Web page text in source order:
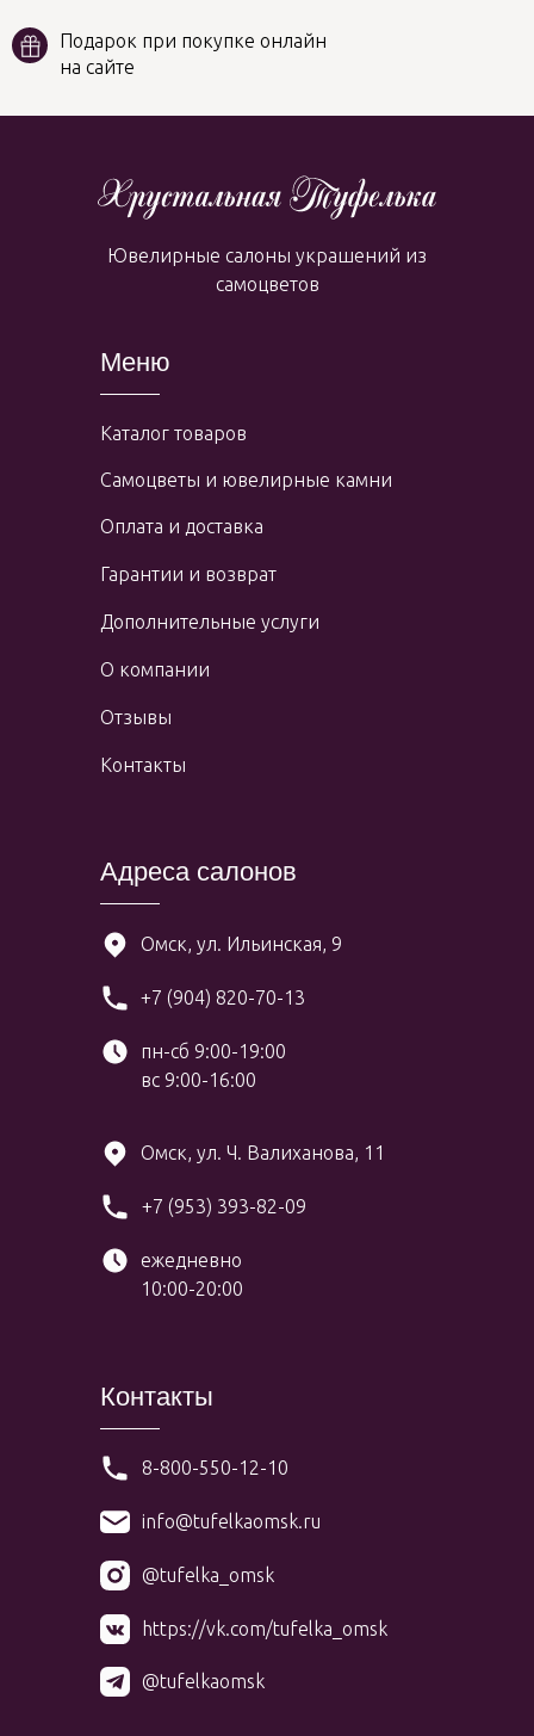
Подарок при покупке онлайн
на сайте
Меню
Каталог товаров
Самоцветы и ювелирные камни
Оплата и доставка
Адреса салонов
+7 (904) 820-70-13
пн-сб 9:00-19:00
вс 9:00-16:00
Омск, ул. Ильинская, 9
Ювелирные салоны украшений из
самоцветов
+7 (953) 393-82-09
ежедневно
10:00-20:00
Омск, ул. Ч. Валиханова, 11
Контакты
@tufelka_omsk
https://vk.com/tufelka_omsk
Гарантии и возврат
Дополнительные услуги
О компании
Отзывы
Контакты
@tufelkaomsk
8-800-550-12-10
info@tufelkaomsk.ru